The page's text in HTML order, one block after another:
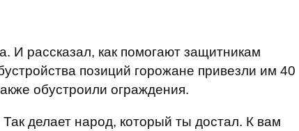
И рассказал, как помогают защитникам
позиций горожане привезли им 40
обустроили ограждения.
делает народ, который ты достал. К вам